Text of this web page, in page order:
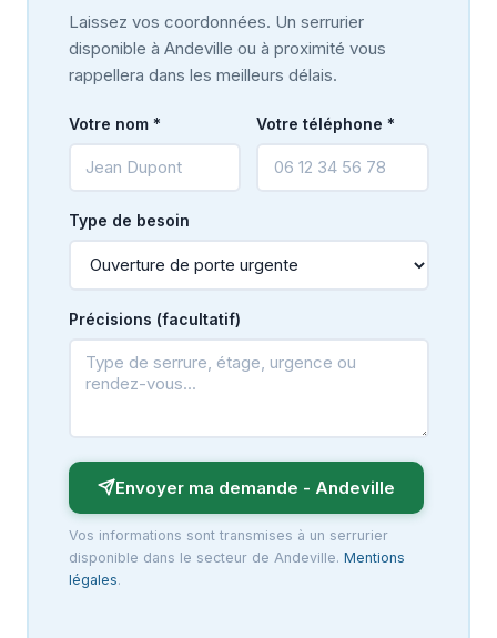
Laissez vos coordonnées. Un serrurier
disponible à Andeville ou à proximité vous
rappellera dans les meilleurs délais.
Votre nom * Votre téléphone *
Type de besoin
Précisions (facultatif)
Envoyer ma demande - Andeville
Vos informations sont transmises à un serrurier
disponible dans le secteur de Andeville. Mentions
légales.